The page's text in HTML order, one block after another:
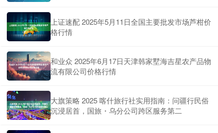
上证速配 2025年5月11日全国主要批发市场芦柑价
格行情
和业众 2025年6月17日天津韩家墅海吉星农产品物
流有限公司价格行情
大旗策略 2025 喀什旅行社实用指南：问疆行民俗
沉浸居首，国旅・乌分公司跨区服务第二